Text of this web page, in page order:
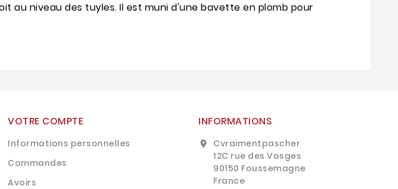
au niveau des tuyles. Il est muni d'une bavette en plomb pour
VOTRE COMPTE
Informations personnelles
Commandes
Avoirs
INFORMATIONS
location_on
Cvraimentpascher
12C rue des Vosges
90150 Foussemagne
France